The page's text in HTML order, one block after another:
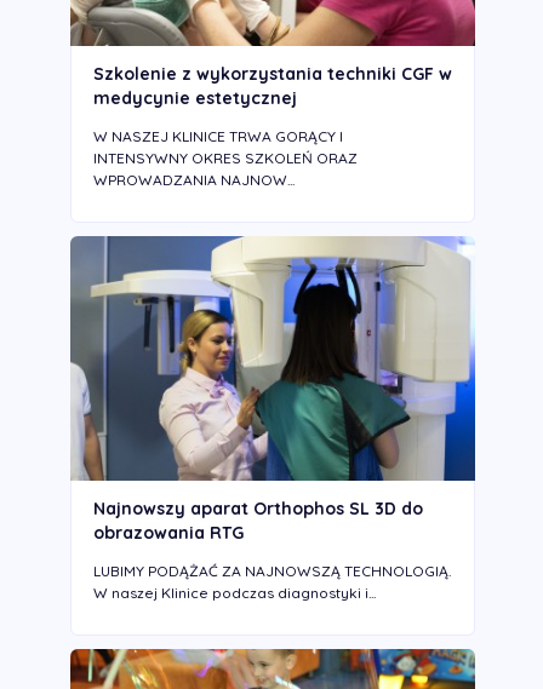
Szkolenie z wykorzystania techniki CGF w
medycynie estetycznej
W NASZEJ KLINICE TRWA GORĄCY I
INTENSYWNY OKRES SZKOLEŃ ORAZ
WPROWADZANIA NAJNOW...
Najnowszy aparat Orthophos SL 3D do
obrazowania RTG
LUBIMY PODĄŻAĆ ZA NAJNOWSZĄ TECHNOLOGIĄ.
W naszej Klinice podczas diagnostyki i...